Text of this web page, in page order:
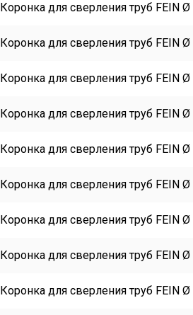
Коронка для сверления труб FEIN Ø
Коронка для сверления труб FEIN Ø
Коронка для сверления труб FEIN Ø
Коронка для сверления труб FEIN Ø
Коронка для сверления труб FEIN Ø
Коронка для сверления труб FEIN Ø
Коронка для сверления труб FEIN Ø
Коронка для сверления труб FEIN Ø
Коронка для сверления труб FEIN Ø